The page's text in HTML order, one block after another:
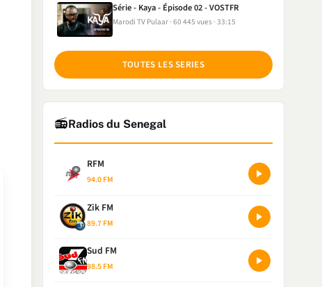
Série - Kaya - Épisode 02 - VOSTFR
Marodi TV Pulaar 60 445 vues 33:15
TOUTES LES SERIES
📻Radios du Senegal
RFM
94.0 FM
Zik FM
89.7 FM
Sud FM
98.5 FM